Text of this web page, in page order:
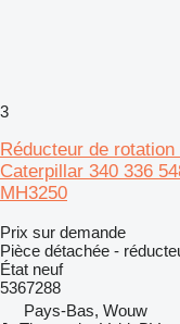
3
Réducteur de
Caterpillar 340 336
MH3250
Prix sur demande
Pièce détachée -
État neuf
5367288
Pays-Bas, Wouw